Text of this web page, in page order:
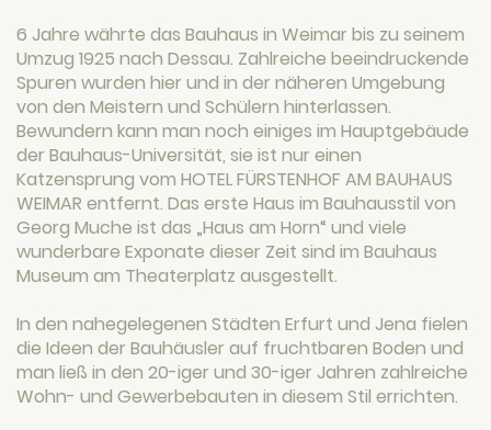
6 Jahre währte das Bauhaus in Weimar bis zu seinem
Umzug 1925 nach Dessau. Zahlreiche beeindruckende
Spuren wurden hier und in der näheren Umgebung
von den Meistern und Schülern hinterlassen.
Bewundern kann man noch einiges im Hauptgebäude
der Bauhaus-Universität, sie ist nur einen
Katzensprung vom HOTEL FÜRSTENHOF AM BAUHAUS
WEIMAR entfernt. Das erste Haus im Bauhausstil von
Georg Muche ist das „Haus am Horn“ und viele
wunderbare Exponate dieser Zeit sind im Bauhaus
Museum am Theaterplatz ausgestellt.
In den nahegelegenen Städten Erfurt und Jena fielen
die Ideen der Bauhäusler auf fruchtbaren Boden und
man ließ in den 20-iger und 30-iger Jahren zahlreiche
Wohn- und Gewerbebauten in diesem Stil errichten.